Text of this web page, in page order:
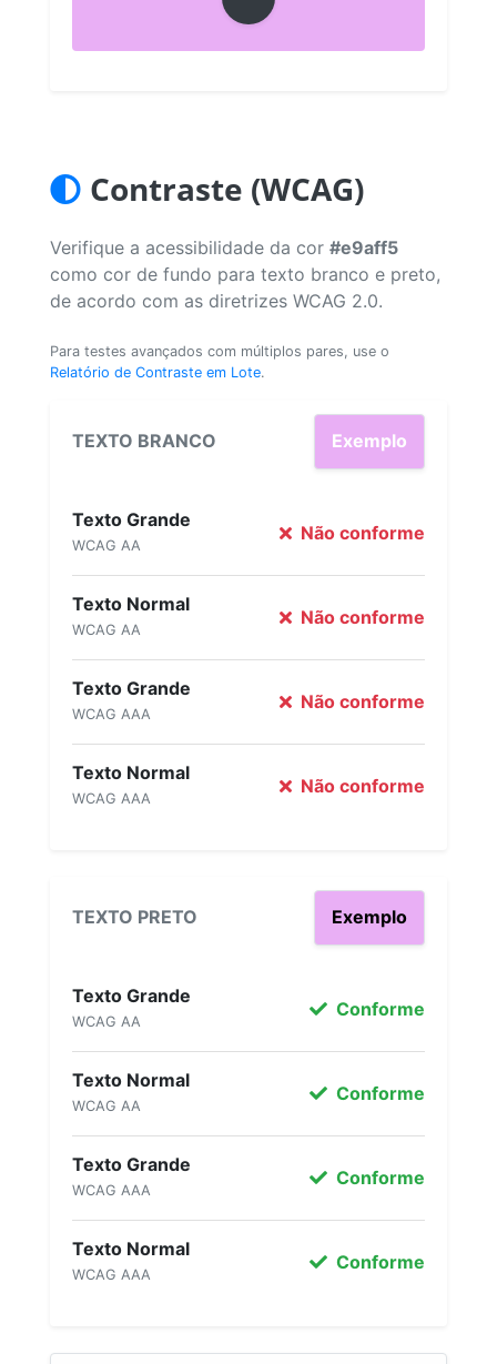
Contraste (WCAG)
Verifique a acessibilidade da cor #e9aff5
como cor de fundo para texto branco e preto,
de acordo com as diretrizes WCAG 2.0.
Para testes avançados com múltiplos pares, use o
Relatório de Contraste em Lote.
TEXTO BRANCO Exemplo
Texto Grande
WCAG AA
Não conforme
Texto Normal
WCAG AA
Não conforme
Texto Grande
WCAG AAA
Não conforme
Texto Normal
WCAG AAA
Não conforme
TEXTO PRETO Exemplo
Texto Grande
WCAG AA
Conforme
Texto Normal
WCAG AA
Conforme
Texto Grande
WCAG AAA
Conforme
Texto Normal
WCAG AAA
Conforme